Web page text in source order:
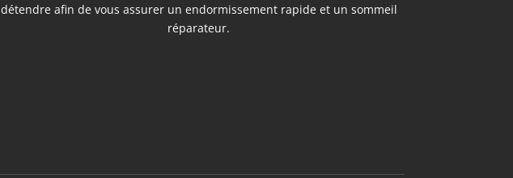
détendre afin de vous assurer un endormissement rapide et un sommeil
réparateur.